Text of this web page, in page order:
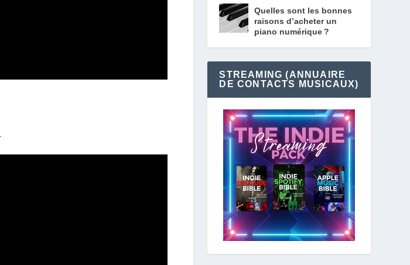
Quelles sont les bonnes
raisons d’acheter un
piano numérique ?
STREAMING (ANNUAIRE
DE CONTACTS MUSICAUX)